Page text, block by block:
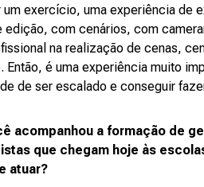
um exercício, uma experiência de
edição, com cenários, com
na realização de cenas,
é uma experiência muito
de ser escalado e conseguir
acompanhou a formação de
que chegam hoje às
atuar?